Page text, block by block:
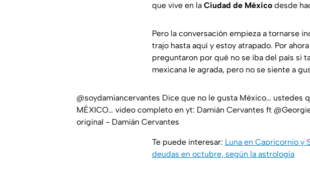
que vive en la Ciudad de México desde
Pero la conversación empieza a tornarse
trajo hasta aquí y estoy atrapado. Por
preguntaron por qué no se iba del país si
mexicana le agrada, pero no se siente a
@soydamiancervantes Dice que no le gusta México… ustedes
MÉXICO… video completo en yt: Damián Cervantes ft
original - Damián Cervantes
Te puede interesar: Luna en Capricornio y
deudas en octubre, según la astrología